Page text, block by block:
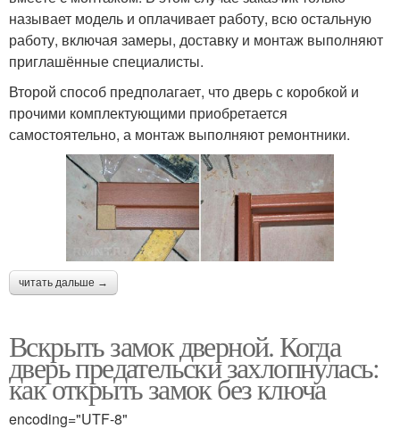
называет модель и оплачивает работу, всю остальную
работу, включая замеры, доставку и монтаж выполняют
приглашённые специалисты.
Второй способ предполагает, что дверь с коробкой и
прочими комплектующими приобретается
самостоятельно, а монтаж выполняют ремонтники.
читать дальше →
Вскрыть замок дверной. Когда
дверь предательски захлопнулась:
как открыть замок без ключа
encoding="UTF-8"